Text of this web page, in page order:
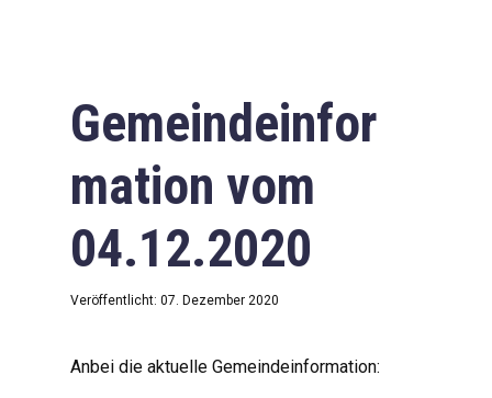
Gemeindeinfor
mation vom
04.12.2020
Veröffentlicht: 07. Dezember 2020
Anbei die aktuelle Gemeindeinformation: